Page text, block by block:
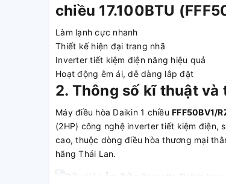
chiều 17.100BTU
Làm lạnh cực nhanh
Thiết kế hiện đại trang nhã
Inverter tiết kiệm điện năng hiệu quả
Hoạt động êm ái, dễ dàng lắp đặt
2. Thông số kĩ thuật và
Máy điều hòa Daikin 1 chiều FFF50BV1/
(2HP) công nghệ inverter tiết kiệm điện,
cao, thuộc dòng điều hòa thương mại
hãng Thái Lan.